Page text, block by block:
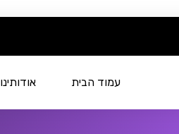
עמוד הבית אודותינו